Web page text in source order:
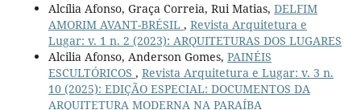
Alcília Afonso, Graça Correia, Rui Matias, DELFIM
AMORIM AVANT-BRÉSIL , Revista Arquitetura e
Lugar: v. 1 n. 2 (2023): ARQUITETURAS DOS LUGARES
Alcilia Afonso, Anderson Gomes, PAINÉIS
ESCULTÓRICOS , Revista Arquitetura e Lugar: v. 3 n.
10 (2025): EDIÇÃO ESPECIAL: DOCUMENTOS DA
ARQUITETURA MODERNA NA PARAÍBA